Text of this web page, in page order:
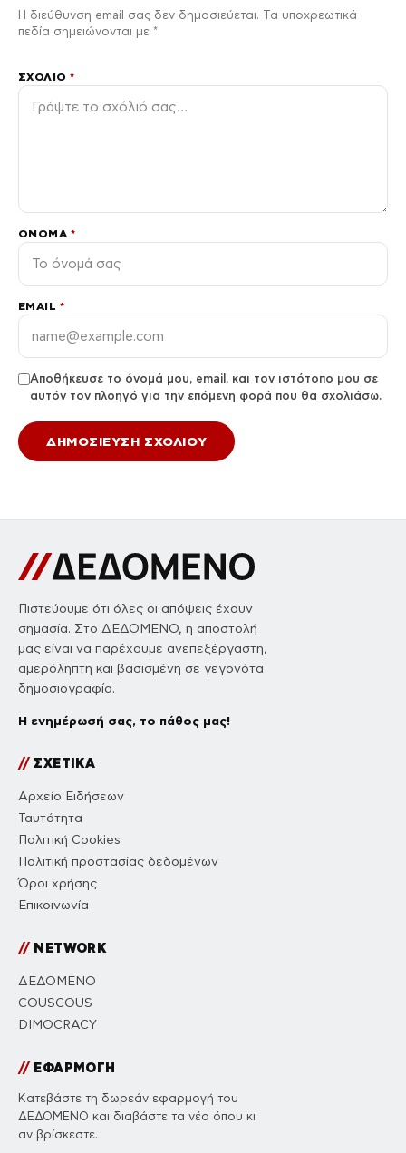
Η διεύθυνση email σας δεν δημοσιεύεται. Τα υποχρεωτικά
πεδία σημειώνονται με *.
ΣΧΌΛΙΟ*
ΌΝΟΜΑ *
EMAIL *
Αποθήκευσε το όνομά μου, email, και τον ιστότοπο μου σε
αυτόν τον πλοηγό για την επόμενη φορά που θα σχολιάσω.
Πιστεύουμε ότι όλες οι απόψεις έχουν
σημασία. Στο ΔΕΔΟΜΕΝΟ, η αποστολή
μας είναι να παρέχουμε ανεπεξέργαστη,
αμερόληπτη και βασισμένη σε γεγονότα
δημοσιογραφία.
Η ενημέρωσή σας, το πάθος μας!
//ΣΧΕΤΙΚΑ
Αρχείο Ειδήσεων
Ταυτότητα
Πολιτική Cookies
Πολιτική προστασίας δεδομένων
Όροι χρήσης
Επικοινωνία
//NETWORK
ΔΕΔΟΜΕΝΟ
COUSCOUS
DIMOCRACY
//ΕΦΑΡΜΟΓΗ
Κατεβάστε τη δωρεάν εφαρμογή του
ΔΕΔΟΜΕΝΟ και διαβάστε τα νέα όπου κι
αν βρίσκεστε.